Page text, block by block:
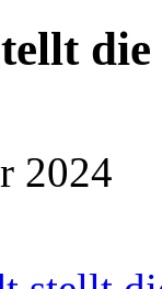
2024